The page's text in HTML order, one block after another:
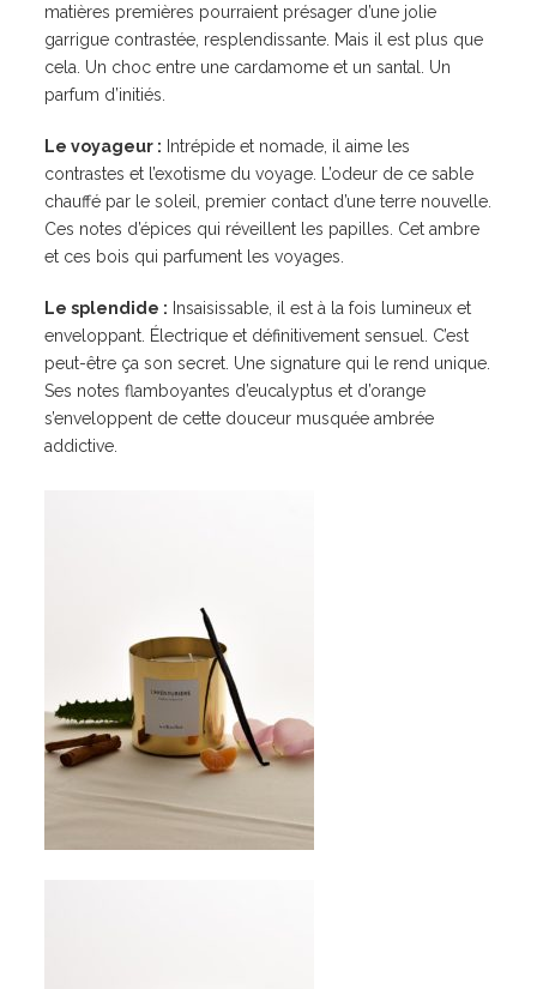
matières premières pourraient présager d’une jolie
garrigue contrastée, resplendissante. Mais il est plus que
cela. Un choc entre une cardamome et un santal. Un
parfum d’initiés.
Le voyageur : Intrépide et nomade, il aime les
contrastes et l’exotisme du voyage. L’odeur de ce sable
chauffé par le soleil, premier contact d’une terre nouvelle.
Ces notes d’épices qui réveillent les papilles. Cet ambre
et ces bois qui parfument les voyages.
Le splendide : Insaisissable, il est à la fois lumineux et
enveloppant. Électrique et définitivement sensuel. C’est
peut-être ça son secret. Une signature qui le rend unique.
Ses notes flamboyantes d’eucalyptus et d’orange
s’enveloppent de cette douceur musquée ambrée
addictive.